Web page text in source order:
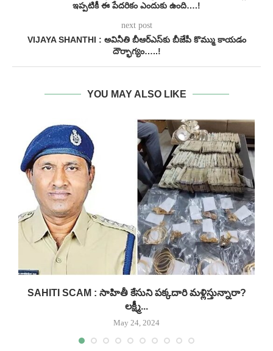
ఇప్పటికీ ఈ పేదరికం ఎందుకు ఉంది….!
next post
VIJAYA SHANTHI : అవినీతి బీఆర్ఎస్‌కు బీజేపీ కొమ్ము కాయడం
దౌర్భాగ్యం…..!
YOU MAY ALSO LIKE
SAHITI SCAM : సాహితీ కేసుని పక్కదారి మళ్లిస్తున్నారా?
లక్ష్మీ...
May 24, 2024